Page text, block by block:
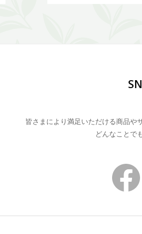
皆さまにより満足いただける商品や
どんなことで